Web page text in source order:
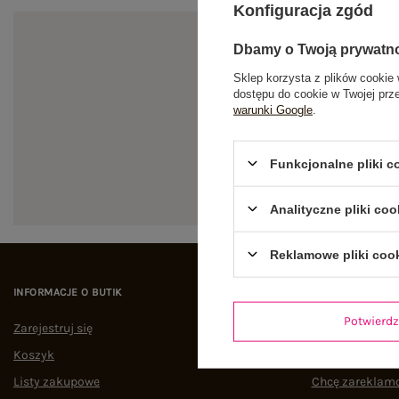
INFORMACJE O BUTIK
Zarejestruj się
Koszyk
Listy zakupowe
Status
Chcę
Konfiguracja zgód
Dbamy o Twoją
Sklep korzysta z plików cookie
dostępu do cookie w Twojej
warunki Google
Funkcjonalne pliki
Analityczne pliki
Reklamowe pliki